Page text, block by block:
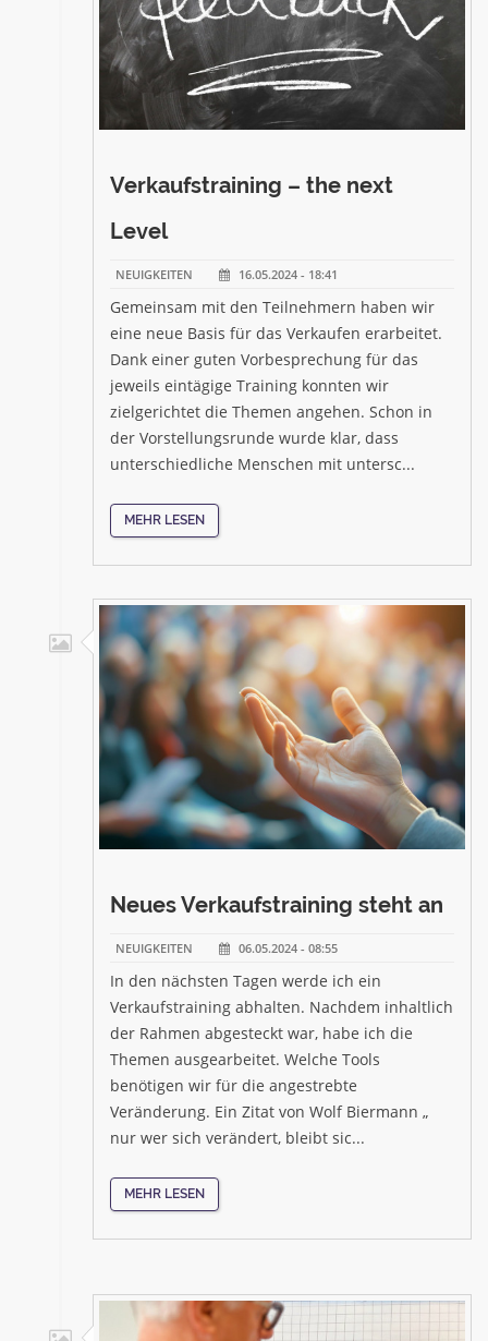
Verkaufstraining – the next
Level
NEUIGKEITEN 16.05.2024 - 18:41
Gemeinsam mit den Teilnehmern haben wir
eine neue Basis für das Verkaufen erarbeitet.
Dank einer guten Vorbesprechung für das
jeweils eintägige Training konnten wir
zielgerichtet die Themen angehen. Schon in
der Vorstellungsrunde wurde klar, dass
unterschiedliche Menschen mit untersc...
MEHR LESEN
Neues Verkaufstraining steht an
NEUIGKEITEN 06.05.2024 - 08:55
In den nächsten Tagen werde ich ein
Verkaufstraining abhalten. Nachdem inhaltlich
der Rahmen abgesteckt war, habe ich die
Themen ausgearbeitet. Welche Tools
benötigen wir für die angestrebte
Veränderung. Ein Zitat von Wolf Biermann „
nur wer sich verändert, bleibt sic...
MEHR LESEN